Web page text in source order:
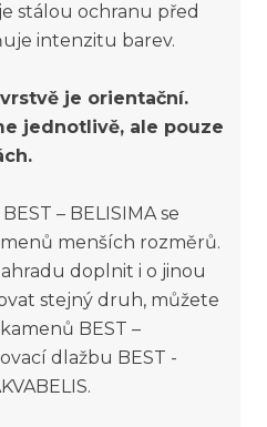
stálou ochranu před
intenzitu barev.
je orientační.
jednotlivě, ale pouze
– BELISIMA se
menších rozměrů.
doplnit i o jinou
stejný druh, můžete
BEST –
dlažbu BEST -